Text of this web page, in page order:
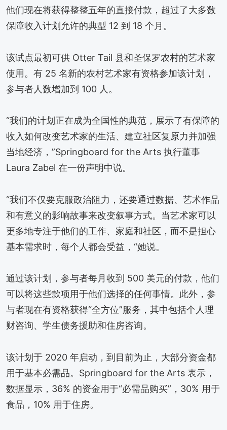
他们现在将获得整整五年的直接付款，超过了大多数
保障收入计划允许的典型 12 到 18 个月。
该试点最初可供 Otter Tail 县和圣保罗农村的艺术家
使用。有 25 名新的农村艺术家有资格参加该计划，
参与者人数增加到 100 人。
“我们的计划正在成为全国性的典范，展示了有保障的
收入如何改变艺术家的生活、建立社区复原力并加强
当地经济，”Springboard for the Arts 执行董事
Laura Zabel 在一份声明中说。
“我们不仅要克服政治阻力，还要通过数据、艺术作品
和有意义的影响故事来改变叙事方式。当艺术家可以
更多地专注于他们的工作、家庭和社区，而不是担心
基本需求时，每个人都会受益，“她说。
通过该计划，参与者每月收到 500 美元的付款，他们
可以将这些款项用于他们选择的任何事情。此外，参
与者现在有资格获得“全方位”服务，其中包括个人理
财咨询、学生债务援助和住房咨询。
该计划于 2020 年启动，到目前为止，大部分资金都
用于基本必需品。Springboard for the Arts 表示，
数据显示，36% 的资金用于“必需品购买”，30% 用于
食品，10% 用于住房。